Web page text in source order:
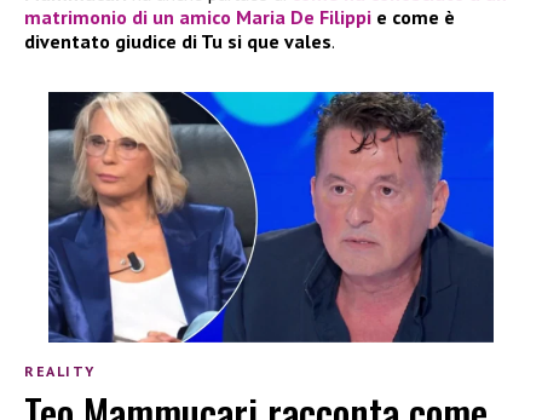
matrimonio di un amico Maria De Filippi e come è
diventato giudice di Tu si que vales.
REALITY